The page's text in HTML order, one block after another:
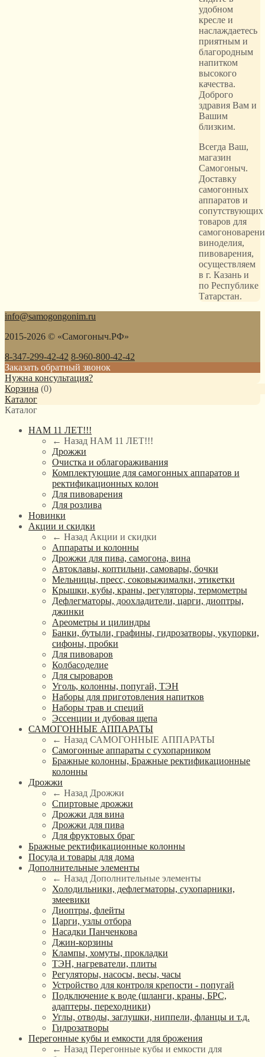
удобном
кресле и
наслаждаетесь
приятным и
благородным
напитком
высокого
качества.
Доброго
здравия Вам и
Вашим
близким.
Всегда Ваш,
магазин
Самогоныч.
Доставку
самогонных
аппаратов и
сопутствующих
товаров для
виноделия,
пивоварения,
осуществляем
в г. Казань и
по Республике
Татарстан.
info@samogongonim.ru
2015-2026 © «Самогоныч.РФ»
8-347-299-42-42 8-960-800-42-42
Заказать обратный звонок
Нужна консультация?
Корзина (0)
Каталог
Каталог
НАМ 11 ЛЕТ!!!
← Назад НАМ 11 ЛЕТ!!!
Дрожжи
Очистка и облагораживания
Комплектующие для самогонных аппаратов и
ректификационных колон
Для пивоварения
Для розлива
Новинки
Акции и скидки
← Назад Акции и скидки
Аппараты и колонны
Дрожжи для пива, самогона, вина
Автоклавы, коптильни, самовары, бочки
Мельницы, пресс, соковыжималки, этикетки
Крышки, кубы, краны, регуляторы, термометры
Дефлегматоры, доохладители, царги, диоптры,
джинки
Ареометры и цилиндры
Банки, бутыли, графины, гидрозатворы, укупорки,
сифоны, пробки
Для пивоваров
Колбасоделие
Для сыроваров
Уголь, колонны, попугай, ТЭН
Наборы для приготовления напитков
Наборы трав и специй
Эссенции и дубовая щепа
САМОГОННЫЕ АППАРАТЫ
← Назад САМОГОННЫЕ АППАРАТЫ
Самогонные аппараты с сухопарником
Бражные колонны, Бражные ректификационные
колонны
Дрожжи
← Назад Дрожжи
Спиртовые дрожжи
Дрожжи для вина
Дрожжи для пива
Для фруктовых браг
Бражные ректификационные колонны
Посуда и товары для дома
Дополнительные элементы
← Назад Дополнительные элементы
Холодильники, дефлегматоры, сухопарники,
змеевики
Диоптры, флейты
Царги, узлы отбора
Насадки Панченкова
Джин-корзины
Клампы, хомуты, прокладки
ТЭН, нагреватели, плиты
Регуляторы, насосы, весы, часы
Устройство для контроля крепости - попугай
Подключение к воде (шланги, краны, БРС,
адаптеры, переходники)
Углы, отводы, заглушки, ниппели, фланцы и т.д.
Гидрозатворы
Перегонные кубы и емкости для брожения
← Назад Перегонные кубы и емкости для